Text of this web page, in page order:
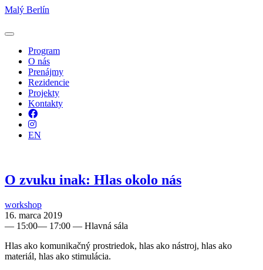
Malý Berlín
Program
O nás
Prenájmy
Rezidencie
Projekty
Kontakty
Facebook
Instagram
EN
O zvuku inak: Hlas okolo nás
workshop
16. marca 2019
— 15:00— 17:00 — Hlavná sála
Hlas ako komunikačný prostriedok, hlas ako nástroj, hlas ako
materiál, hlas ako stimulácia.